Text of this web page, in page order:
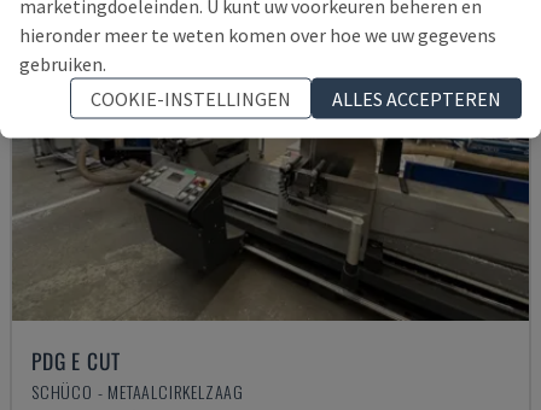
PDG E CUT
SCHÜCO - METAALCIRKELZAAG
marketingdoeleinden. U kunt uw voorkeuren beheren en
hieronder meer te weten komen over hoe we uw gegevens
gebruiken.
COOKIE-INSTELLINGEN
ALLES ACCEPTEREN